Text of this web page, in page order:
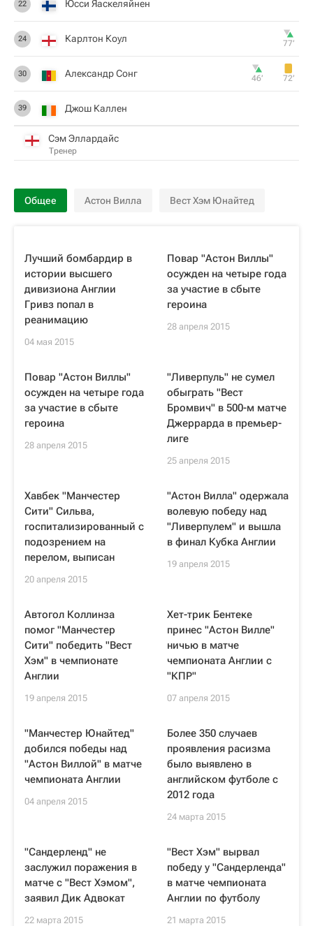
22 Юсси Яаскеляйнен
24 Карлтон Коул 77‎’‎
30 Александр Сонг 46‎’‎ 72‎’‎
39 Джош Каллен
Сэм Эллардайс
Тренер
Общее Астон Вилла Вест Хэм Юнайтед
Лучший бомбардир в
истории высшего
дивизиона Англии
Гривз попал в
реанимацию
04 мая 2015
Повар "Астон Виллы"
осужден на четыре года
за участие в сбыте
героина
28 апреля 2015
Повар "Астон Виллы"
осужден на четыре года
за участие в сбыте
героина
28 апреля 2015
"Ливерпуль" не сумел
обыграть "Вест
Бромвич" в 500-м матче
Джеррарда в премьер-
лиге
25 апреля 2015
Хавбек "Манчестер
Сити" Сильва,
госпитализированный с
подозрением на
перелом, выписан
20 апреля 2015
"Астон Вилла" одержала
волевую победу над
"Ливерпулем" и вышла
в финал Кубка Англии
19 апреля 2015
Автогол Коллинза
помог "Манчестер
Сити" победить "Вест
Хэм" в чемпионате
Англии
19 апреля 2015
Хет-трик Бентеке
принес "Астон Вилле"
ничью в матче
чемпионата Англии с
"КПР"
07 апреля 2015
"Манчестер Юнайтед"
добился победы над
"Астон Виллой" в матче
чемпионата Англии
04 апреля 2015
Более 350 случаев
проявления расизма
было выявлено в
английском футболе с
2012 года
24 марта 2015
"Сандерленд" не
заслужил поражения в
матче с "Вест Хэмом",
заявил Дик Адвокат
22 марта 2015
"Вест Хэм" вырвал
победу у "Сандерленда"
в матче чемпионата
Англии по футболу
21 марта 2015